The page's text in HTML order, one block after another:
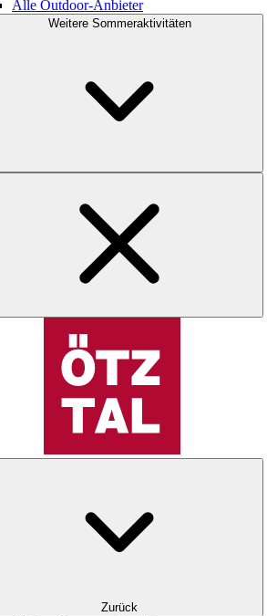
Alle Outdoor-Anbieter
Weitere Sommeraktivitäten
Zurück